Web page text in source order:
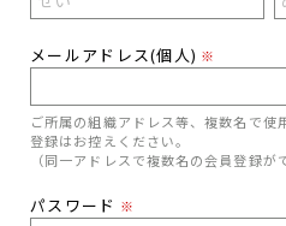
メールアドレス(個人) ※
ご所属の組織アドレス等、複数名で使
登録はお控えください。
（同一アドレスで複数名の会員登録が
パスワード ※